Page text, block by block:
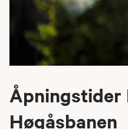
Åpningstider
Høgåsbanen